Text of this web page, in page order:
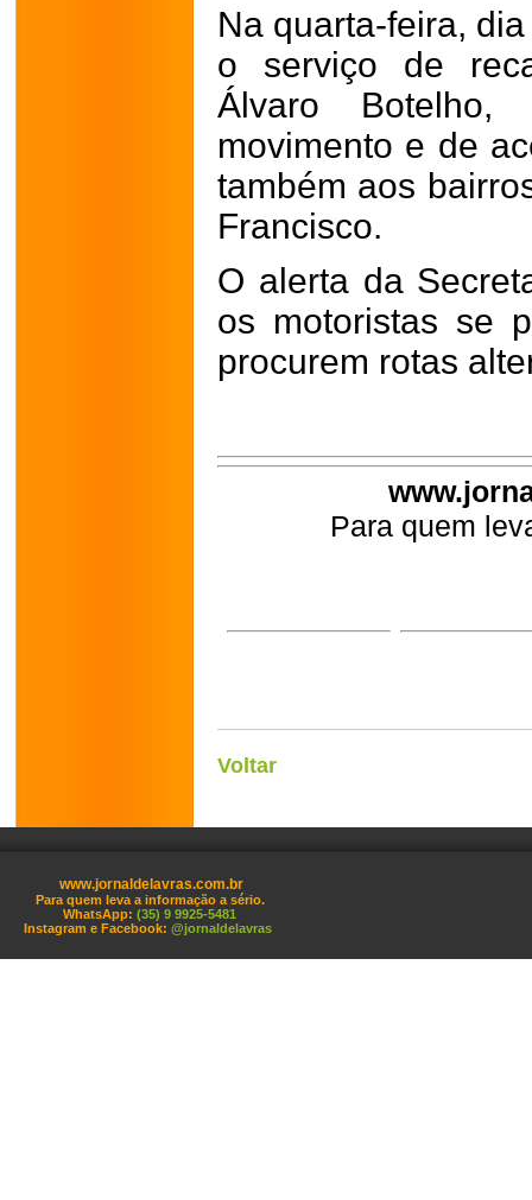
Na quarta-feira,
o serviço de
Álvaro
movimento e de
também aos
Francisco.
O alerta da
os motoristas se
procurem rotas
Para quem
Voltar
www.jornaldelavras.com.br
Para quem leva a informação a sério.
WhatsApp: (35) 9 9925-5481
Instagram e Facebook: @jornaldelavras